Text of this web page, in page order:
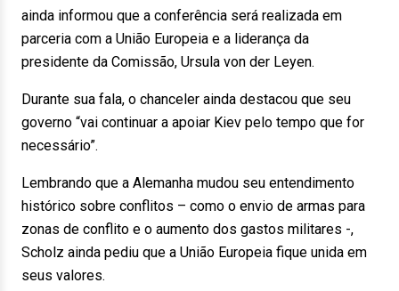
ainda informou que a conferência será realizada em
parceria com a União Europeia e a liderança da
presidente da Comissão, Ursula von der Leyen.
Durante sua fala, o chanceler ainda destacou que seu
governo “vai continuar a apoiar Kiev pelo tempo que for
necessário”.
Lembrando que a Alemanha mudou seu entendimento
histórico sobre conflitos – como o envio de armas para
zonas de conflito e o aumento dos gastos militares -,
Scholz ainda pediu que a União Europeia fique unida em
seus valores.